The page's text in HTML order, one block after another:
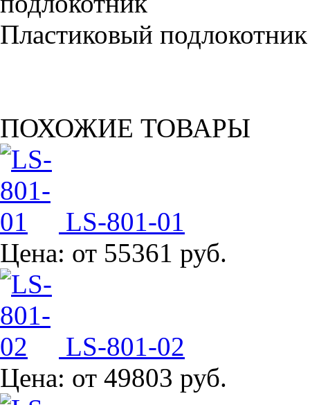
Пластиковый подлокотник
ПОХОЖИЕ ТОВАРЫ
LS-801-01
Цена: от 55361 руб.
LS-801-02
Цена: от 49803 руб.